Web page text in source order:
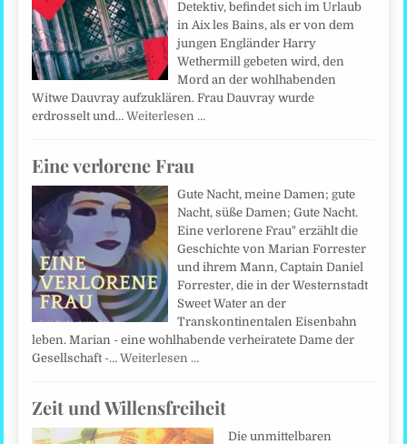
Detektiv, befindet sich im Urlaub
in Aix les Bains, als er von dem
jungen Engländer Harry
Wethermill gebeten wird, den
Mord an der wohlhabenden
Witwe Dauvray aufzuklären. Frau Dauvray wurde
erdrosselt und…Weiterlesen …
Eine verlorene Frau
Gute Nacht, meine Damen; gute
Nacht, süße Damen; Gute Nacht.
Eine verlorene Frau" erzählt die
Geschichte von Marian Forrester
und ihrem Mann, Captain Daniel
Forrester, die in der Westernstadt
Sweet Water an der
Transkontinentalen Eisenbahn
leben. Marian - eine wohlhabende verheiratete Dame der
Gesellschaft -…Weiterlesen …
Zeit und Willensfreiheit
Die unmittelbaren